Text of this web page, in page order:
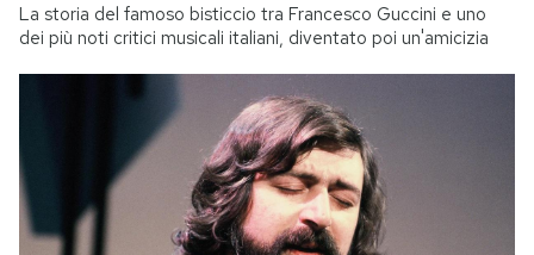
La storia del famoso bisticcio tra Francesco Guccini e uno
dei più noti critici musicali italiani, diventato poi un'amicizia